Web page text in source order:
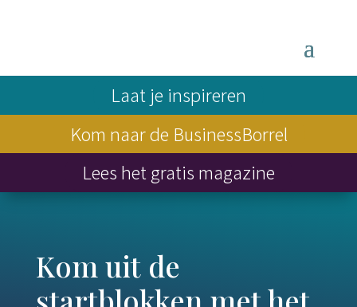
Laat je inspireren
Kom naar de BusinessBorrel
Lees het gratis magazine
Kom uit de